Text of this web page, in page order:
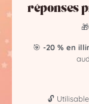
💬
“Je pensais
consultation
des
beaucoup
réponses
🎁
🎯 -20 % en
🔓